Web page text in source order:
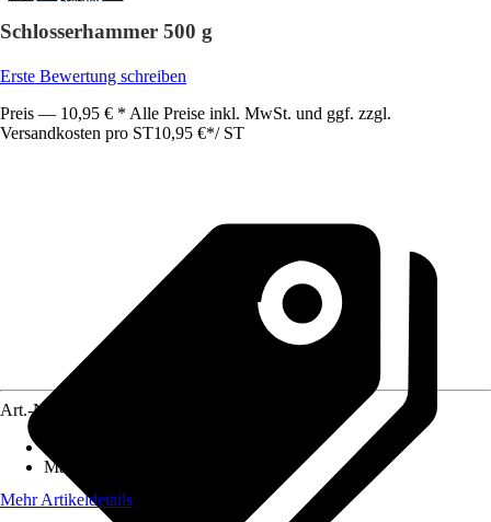
Schlosserhammer 500 g
Erste Bewertung schreiben
Preis — 10,95 € * Alle Preise inkl. MwSt. und ggf. zzgl.
Versandkosten pro ST10,95 €*/ ST
Art.-Nr.
Material Stiel
Mehr Artikeldetails